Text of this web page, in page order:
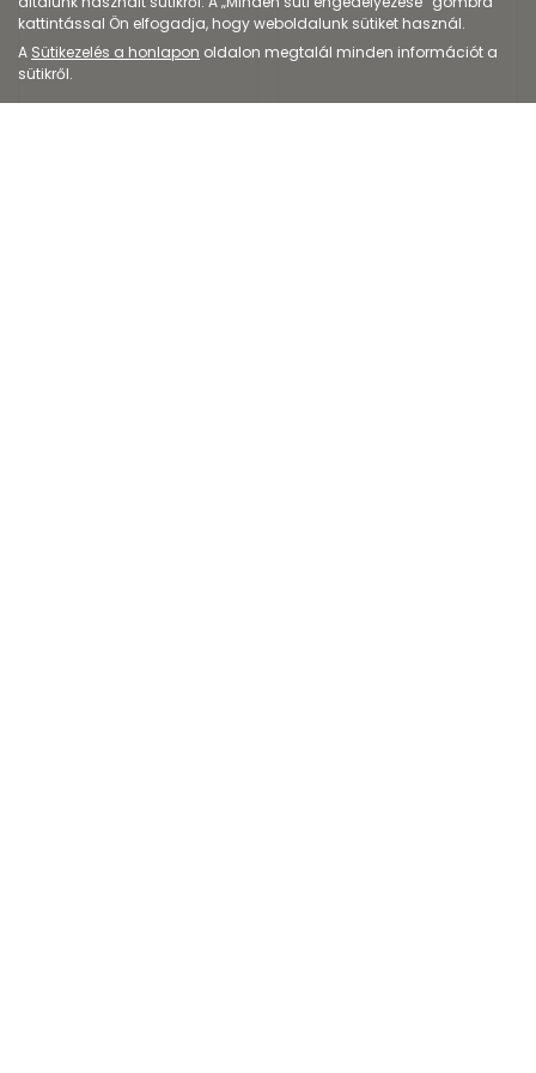
kattintással Ön elfogadja, hogy weboldalunk sütiket használ.
A Sütikezelés a honlapon oldalon megtalál minden információt a
sütikről.